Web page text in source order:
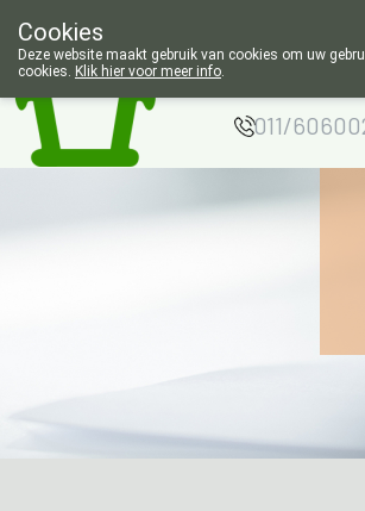
011/
Cookies
Deze website maakt gebruik van cookies om uw
cookies. Klik hier voor meer info.